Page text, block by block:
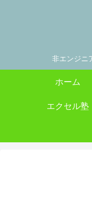
非エンジニ
ホーム
エクセル塾